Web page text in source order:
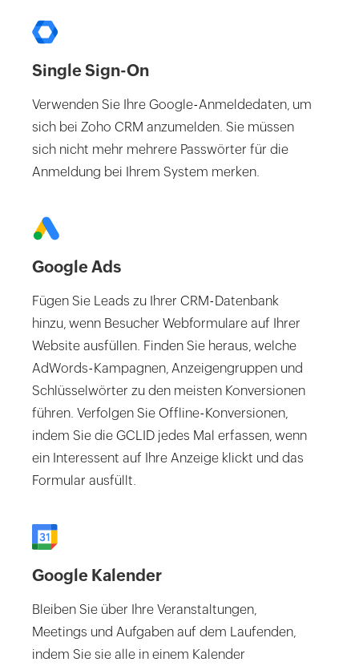
Single Sign-On
Verwenden Sie Ihre Google-Anmeldedaten, um
sich bei Zoho CRM anzumelden. Sie müssen
sich nicht mehr mehrere Passwörter für die
Anmeldung bei Ihrem System merken.
Google Ads
Fügen Sie Leads zu Ihrer CRM-Datenbank
hinzu, wenn Besucher Webformulare auf Ihrer
Website ausfüllen. Finden Sie heraus, welche
AdWords-Kampagnen, Anzeigengruppen und
Schlüsselwörter zu den meisten Konversionen
führen. Verfolgen Sie Offline-Konversionen,
indem Sie die GCLID jedes Mal erfassen, wenn
ein Interessent auf Ihre Anzeige klickt und das
Formular ausfüllt.
Google Kalender
Bleiben Sie über Ihre Veranstaltungen,
Meetings und Aufgaben auf dem Laufenden,
indem Sie sie alle in einem Kalender